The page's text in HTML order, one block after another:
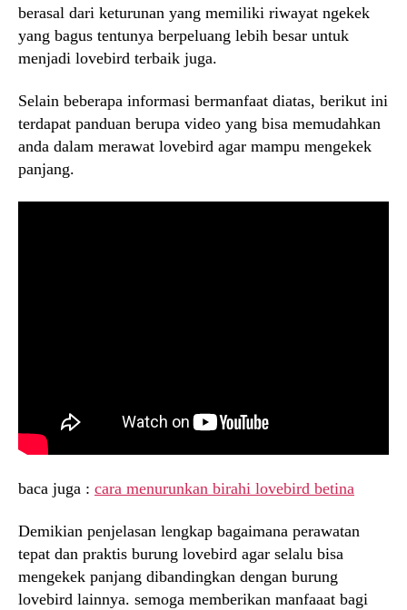
berasal dari keturunan yang memiliki riwayat ngekek
yang bagus tentunya berpeluang lebih besar untuk
menjadi lovebird terbaik juga.
Selain beberapa informasi bermanfaat diatas, berikut ini
terdapat panduan berupa video yang bisa memudahkan
anda dalam merawat lovebird agar mampu mengekek
panjang.
baca juga : cara menurunkan birahi lovebird betina
Demikian penjelasan lengkap bagaimana perawatan
tepat dan praktis burung lovebird agar selalu bisa
mengekek panjang dibandingkan dengan burung
lovebird lainnya. semoga memberikan manfaaat bagi